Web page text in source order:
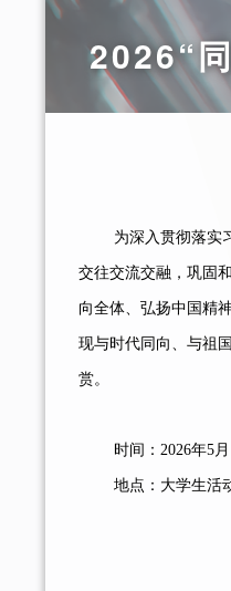
2026“
为深入贯彻落实
交往交流交融，巩固
向全体、弘扬中国精
现与时代同向、与祖
赏。
时间： 2026年5月
地点：大学生活